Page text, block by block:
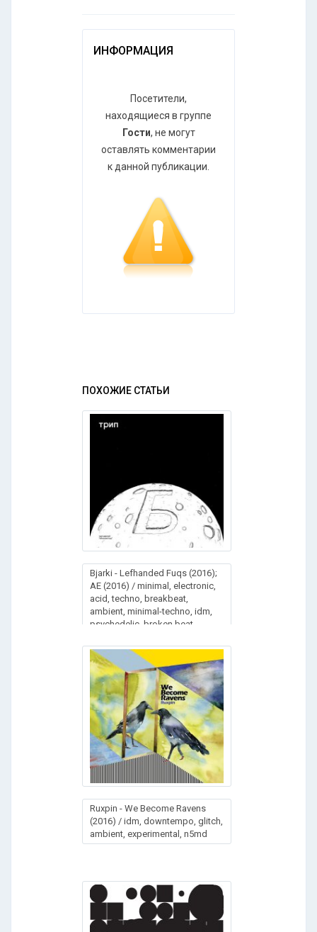
ИНФОРМАЦИЯ
Посетители,
находящиеся в группе
Гости, не могут
оставлять комментарии
к данной публикации.
ПОХОЖИЕ СТАТЬИ
Bjarki - Lefhanded Fuqs (2016);
AE (2016) / minimal, electronic,
acid, techno, breakbeat,
ambient, minimal-techno, idm,
psychedelic, broken beat,
Ruxpin - We Become Ravens
(2016) / idm, downtempo, glitch,
ambient, experimental, n5md